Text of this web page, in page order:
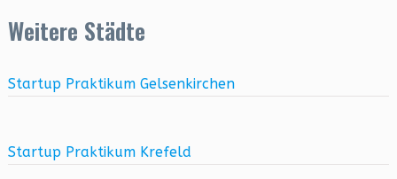
Weitere Städte
Startup Praktikum Gelsenkirchen
Startup Praktikum Krefeld